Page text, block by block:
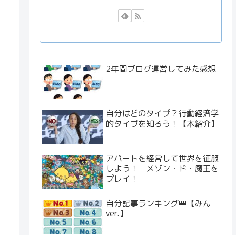
2年間ブログ運営してみた感想
自分はどのタイプ？行動経済学
的タイプを知ろう！【本紹介】
アパートを経営して世界を征服
しよう！ メゾン・ド・魔王を
プレイ！
自分記事ランキング👑【みん
ver.】